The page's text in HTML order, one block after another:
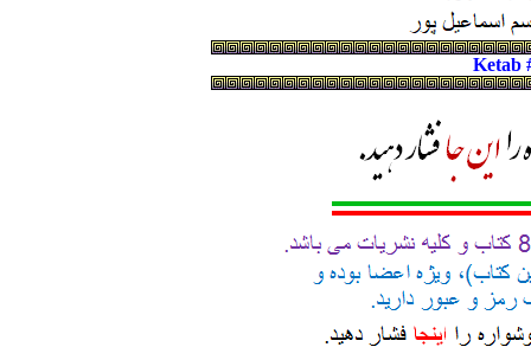
Ketab